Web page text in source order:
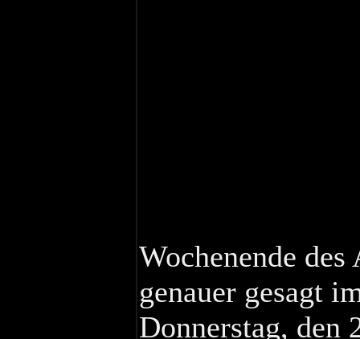
Wochenende
genauer gesagt
Donnerstag, den